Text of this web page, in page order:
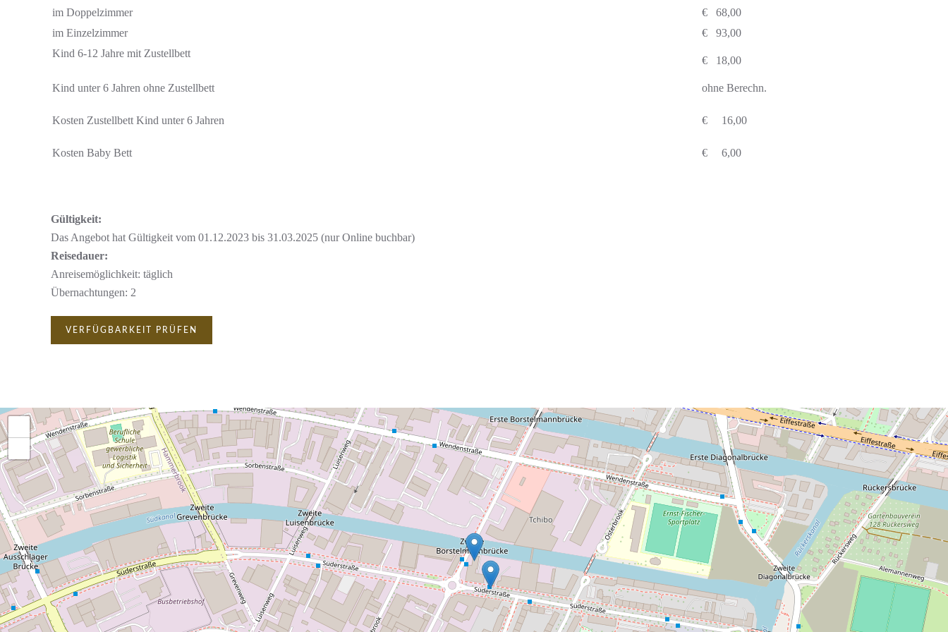
im Doppelzimmer
€ 68,00
im Einzelzimmer
€ 93,00
Kind 6-12 Jahre mit Zustellbett
€ 18,00
Kind unter 6 Jahren ohne Zustellbett
Kosten Zustellbett Kind unter 6 Jahren
Kosten Baby Bett
ohne Berechn.
€ 16,00
€ 6,00
Gültigkeit:
Das Angebot hat Gültigkeit vom 01.12.2023 bis 31.03.2025 (nur Online buchbar)
Reisedauer:
Anreisemöglichkeit: täglich
Übernachtungen: 2​​​
VERFÜGBARKEIT PRÜFEN